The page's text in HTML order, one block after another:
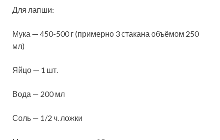
Для лапши:
Мука — 450-500 г (примерно 3 стакана объёмом 250
мл)
Яйцо — 1 шт.
Вода — 200 мл
Соль — 1/2 ч. ложки